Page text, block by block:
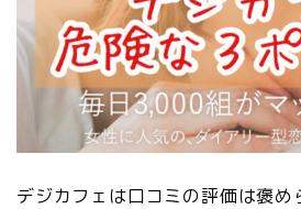
デジカフェは口コミの評価は褒め